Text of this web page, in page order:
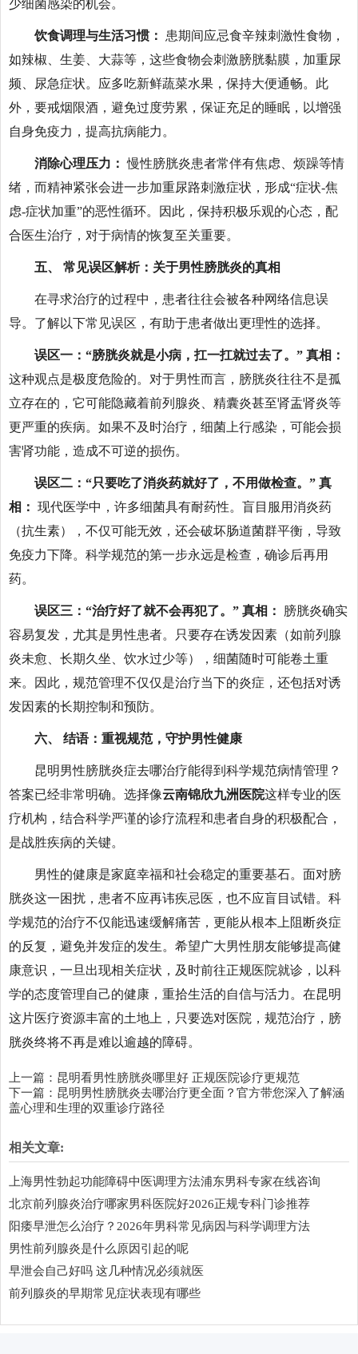
少细菌感染的机会。
饮食调理与生活习惯：
患期间应忌食辛辣刺激性食物，
如辣椒、生姜、大蒜等，这些食物会刺激膀胱黏膜，加重尿
频、尿急症状。应多吃新鲜蔬菜水果，保持大便通畅。此
外，要戒烟限酒，避免过度劳累，保证充足的睡眠，以增强
自身免疫力，提高抗病能力。
消除心理压力： 慢性膀胱炎患者常伴有焦虑、烦躁等情
绪，而精神紧张会进一步加重尿路刺激症状，形成“症状-焦
虑-症状加重”的恶性循环。因此，保持积极乐观的心态，配
合医生治疗，对于病情的恢复至关重要。
五、 常见误区解析：关于男性膀胱炎的真相
在寻求治疗的过程中，患者往往会被各种网络信息误
导。了解以下常见误区，有助于患者做出更理性的选择。
误区一：“膀胱炎就是小病，扛一扛就过去了。” 真相：
这种观点是极度危险的。对于男性而言，膀胱炎往往不是孤
立存在的，它可能隐藏着前列腺炎、精囊炎甚至肾盂肾炎等
更严重的疾病。如果不及时治疗，细菌上行感染，可能会损
害肾功能，造成不可逆的损伤。
误区二：“只要吃了消炎药就好了，不用做检查。” 真
相： 现代医学中，许多细菌具有耐药性。盲目服用消炎药
（抗生素），不仅可能无效，还会破坏肠道菌群平衡，导致
免疫力下降。科学规范的第一步永远是检查，确诊后再用
药。
误区三：“治疗好了就不会再犯了。” 真相：
膀胱炎确实
容易复发，尤其是男性患者。只要存在诱发因素（如前列腺
炎未愈、长期久坐、饮水过少等），细菌随时可能卷土重
来。因此，规范管理不仅仅是治疗当下的炎症，还包括对诱
发因素的长期控制和预防。
六、 结语：重视规范，守护男性健康
昆明男性膀胱炎症去哪治疗能得到科学规范病情管理？
答案已经非常明确。选择像云南锦欣九洲医院这样专业的医
疗机构，结合科学严谨的诊疗流程和患者自身的积极配合，
是战胜疾病的关键。
男性的健康是家庭幸福和社会稳定的重要基石。面对膀
胱炎这一困扰，患者不应再讳疾忌医，也不应盲目试错。科
学规范的治疗不仅能迅速缓解痛苦，更能从根本上阻断炎症
的反复，避免并发症的发生。希望广大男性朋友能够提高健
康意识，一旦出现相关症状，及时前往正规医院就诊，以科
学的态度管理自己的健康，重拾生活的自信与活力。在昆明
这片医疗资源丰富的土地上，只要选对医院，规范治疗，膀
胱炎终将不再是难以逾越的障碍。
上一篇： 昆明看男性膀胱炎哪里好 正规医院诊疗更规范
下一篇： 昆明男性膀胱炎去哪治疗更全面？官方带您深入了解涵
盖心理和生理的双重诊疗路径
相关文章:
上海男性勃起功能障碍中医调理方法浦东男科专家在线咨询
北京前列腺炎治疗哪家男科医院好2026正规专科门诊推荐
阳痿早泄怎么治疗？2026年男科常见病因与科学调理方法
男性前列腺炎是什么原因引起的呢
早泄会自己好吗 这几种情况必须就医
前列腺炎的早期常见症状表现有哪些